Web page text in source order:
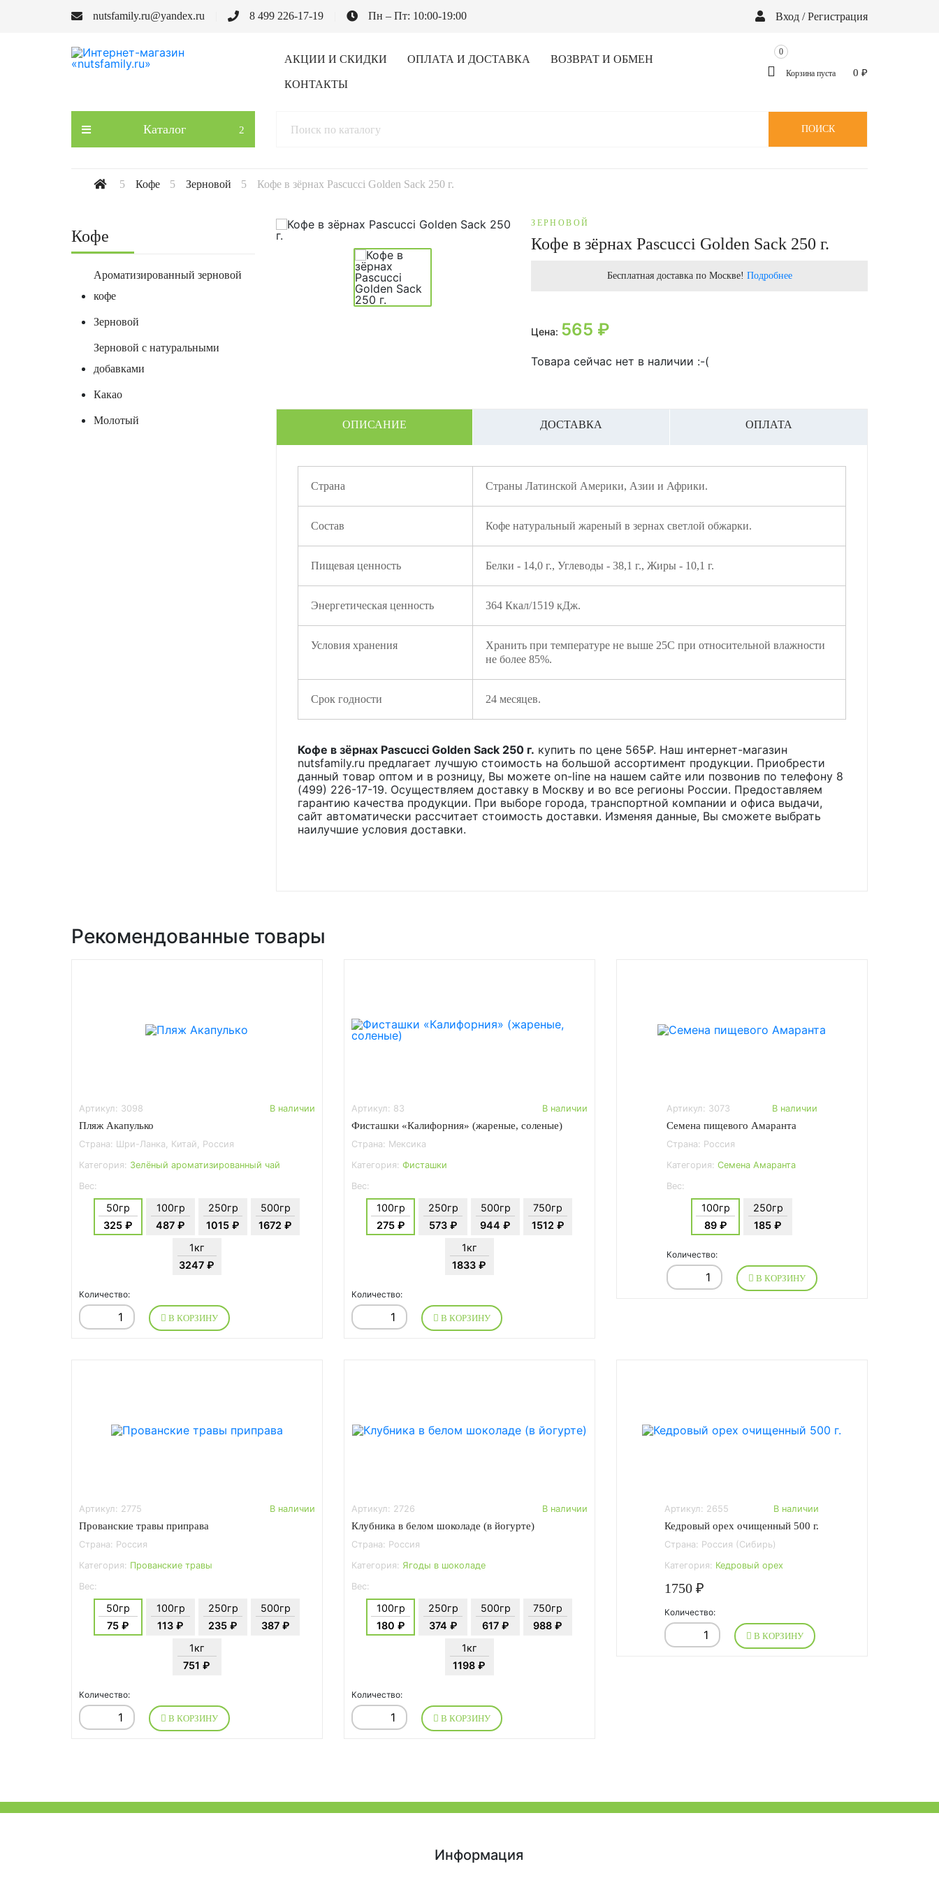
nutsfamily.ru@yandex.ru 8 499 226-17-19 Пн – Пт: 10:00-19:00 Вход / Регистрация
АКЦИИ И СКИДКИ ОПЛАТА И ДОСТАВКА ВОЗВРАТ И ОБМЕН
КОНТАКТЫ
Корзина пуста
0
0 ₽
Каталог ПОИСК
Кофе Зерновой Кофе в зёрнах Pascucci Golden Sack 250 г.
Кофе
Ароматизированный зерновой
кофе
Зерновой
Зерновой с натуральными
добавками
Какао
Молотый
ЗЕРНОВОЙ
Кофе в зёрнах Pascucci Golden Sack 250 г.
Бесплатная доставка по Москве! Подробнее
Цена: 565 ₽
Товара сейчас нет в наличии :-(
ОПИСАНИЕ ДОСТАВКА ОПЛАТА
Страна Страны Латинской Америки, Азии и Африки.
Состав Кофе натуральный жареный в зернах светлой обжарки.
Пищевая ценность Белки - 14,0 г., Углеводы - 38,1 г., Жиры - 10,1 г.
Энергетическая ценность 364 Ккал/1519 кДж.
Условия хранения
Хранить при температуре не выше 25С при относительной влажности
не более 85%.
Срок годности 24 месяцев.
Кофе в зёрнах Pascucci Golden Sack 250 г. купить по цене 565₽. Наш интернет-магазин
nutsfamily.ru предлагает лучшую стоимость на большой ассортимент продукции. Приобрести
данный товар оптом и в розницу, Вы можете on-line на нашем сайте или позвонив по телефону 8
(499) 226-17-19. Осуществляем доставку в Москву и во все регионы России. Предоставляем
гарантию качества продукции. При выборе города, транспортной компании и офиса выдачи,
сайт автоматически рассчитает стоимость доставки. Изменяя данные, Вы сможете выбрать
наилучшие условия доставки.
Рекомендованные товары
Артикул: 3098 В наличии
Пляж Акапулько
Страна: Шри-Ланка, Китай, Россия
Категория: Зелёный ароматизированный чай
Вес:
50гр
325 ₽
100гр
487 ₽
250гр
1015 ₽
500гр
1672 ₽
1кг
3247 ₽
Количество:
В КОРЗИНУ
Артикул: 83 В наличии
Фисташки «Калифорния» (жареные, соленые)
Страна: Мексика
Категория: Фисташки
Вес:
100гр
275 ₽
250гр
573 ₽
500гр
944 ₽
750гр
1512 ₽
1кг
1833 ₽
Количество:
В КОРЗИНУ
Артикул: 3073 В наличии
Семена пищевого Амаранта
Страна: Россия
Категория: Семена Амаранта
Вес:
100гр
89 ₽
250гр
185 ₽
Количество:
В КОРЗИНУ
Артикул: 2775 В наличии
Прованские травы приправа
Страна: Россия
Категория: Прованские травы
Вес:
50гр
75 ₽
100гр
113 ₽
250гр
235 ₽
500гр
387 ₽
1кг
751 ₽
Количество:
В КОРЗИНУ
Артикул: 2726 В наличии
Клубника в белом шоколаде (в йогурте)
Страна: Россия
Категория: Ягоды в шоколаде
Вес:
100гр
180 ₽
250гр
374 ₽
500гр
617 ₽
750гр
988 ₽
1кг
1198 ₽
Количество:
В КОРЗИНУ
Артикул: 2655 В наличии
Кедровый орех очищенный 500 г.
Страна: Россия (Сибирь)
Категория: Кедровый орех
1750 ₽
Количество:
В КОРЗИНУ
Информация